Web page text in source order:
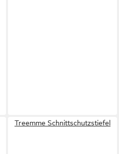
Treemme Schnittschutzstiefel